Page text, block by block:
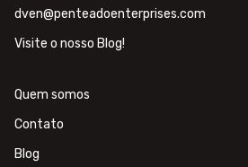
dven@penteadoenterprises.com
Visite o nosso Blog!
Quem somos
Contato
Blog